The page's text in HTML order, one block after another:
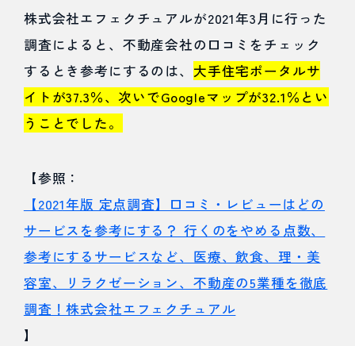
写真
4.5
コツ
⑤：SNS
拡散す
る
4.6
コツ
⑥：NAP
株式会社エフェクチュアルが2021年3月に行った
調査によると、不動産会社の口コミをチェック
するとき参考にするのは、 大手住宅ポータルサ
イトが37.3％、次いでGoogleマップが32.1％とい
うことでした。
【参照：
【2021年版 定点調査】口コミ・レビューはどの
サービスを参考にする？ 行くのをやめる点数、
参考にするサービスなど、医療、飲食、理・美
容室、リラクゼーション、不動産の5業種を徹底
調査！株式会社エフェクチュアル
】